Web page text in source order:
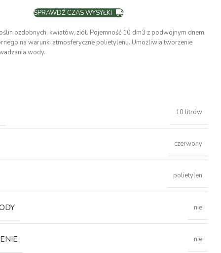
SPRAWDŹ CZAS WYSYŁKI
ozdobnych, kwiatów, ziół. Pojemność 10 dm3 z podwójnym dnem.
na warunki atmosferyczne polietylenu. Umożliwia tworzenie
wody.
10 litrów
czerwony
polietylen
nie
nie